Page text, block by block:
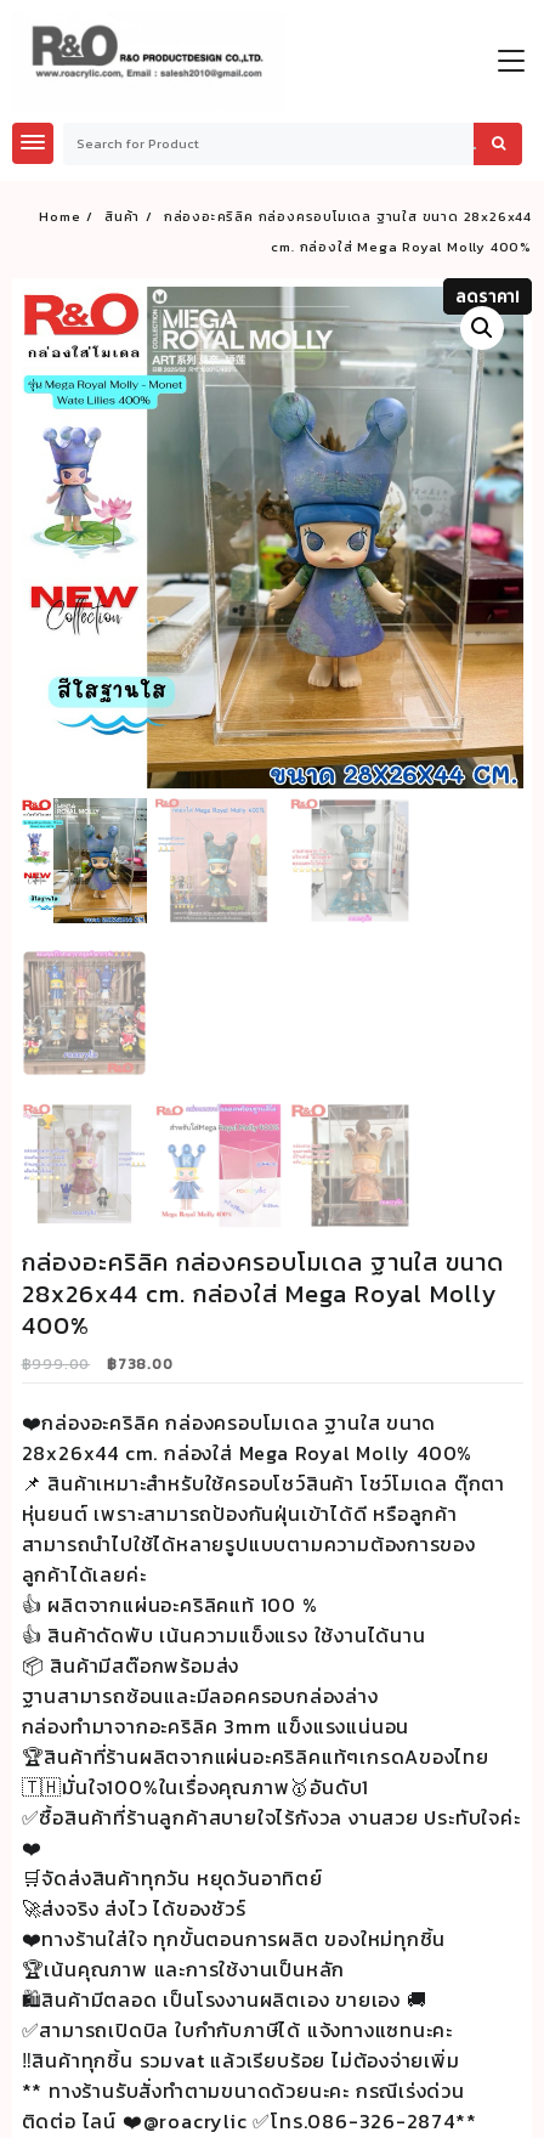
content
Home สินค้า
กล่องอะคริลิค กล่องครอบโมเดล ฐานใส ขนาด 28x26x44
cm. กล่องใส่ Mega Royal Molly 400%
ลดราคา!
กล่องอะคริลิค กล่องครอบโมเดล ฐานใส ขนาด
28x26x44 cm. กล่องใส่ Mega Royal Molly
400%
฿999.00
Original
฿999.00.
฿738.00Current
is:
฿738.00.
❤️กล่องอะคริลิค กล่องครอบโมเดล ฐานใส ขนาด
28x26x44 cm. กล่องใส่ Mega Royal Molly 400%
📌 สินค้าเหมาะสำหรับใช้ครอบโชว์สินค้า โชว์โมเดล ตุ๊กตา
หุ่นยนต์ เพราะสามารถป้องกันฝุ่นเข้าได้ดี หรือลูกค้า
สามารถนำไปใช้ได้หลายรูปแบบตามความต้องการของ
ลูกค้าได้เลยค่ะ
👍 ผลิตจากแผ่นอะคริลิคแท้ 100 %
👍 สินค้าดัดพับ เน้นความแข็งแรง ใช้งานได้นาน
📦 สินค้ามีสต๊อกพร้อมส่ง
ฐานสามารถซ้อนและมีลอคครอบกล่องล่าง
กล่องทำมาจากอะคริลิค 3mm แข็งแรงแน่นอน
🏆สินค้าที่ร้านผลิตจากแผ่นอะคริลิคแท้ๆเกรดAของไทย
🇹🇭มั่นใจ100%ในเรื่องคุณภาพ🥇อันดับ1
✅ซื้อสินค้าที่ร้านลูกค้าสบายใจไร้กังวล งานสวย ประทับใจค่ะ
❤️
🛒จัดส่งสินค้าทุกวัน หยุดวันอาทิตย์
🚀ส่งจริง ส่งไว ได้ของชัวร์
❤️ทางร้านใส่ใจ ทุกขั้นตอนการผลิต ของใหม่ทุกชิ้น
🏆เน้นคุณภาพ และการใช้งานเป็นหลัก
🛍สินค้ามีตลอด เป็นโรงงานผลิตเอง ขายเอง 🚚
✅สามารถเปิดบิล ใบกำกับภาษีได้ แจ้งทางแซทนะคะ
‼️สินค้าทุกชิ้น รวมvat แล้วเรียบร้อย ไม่ต้องจ่ายเพิ่ม
** ทางร้านรับสั่งทำตามขนาดด้วยนะคะ กรณีเร่งด่วน
ติดต่อ ไลน์ ❤️@roacrylic ✅โทร.086-326-2874**
ลดราคา!